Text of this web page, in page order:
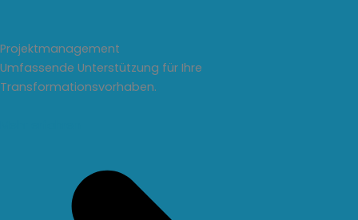
Projektmanagement
Umfassende Unterstützung für Ihre
Transformationsvorhaben.